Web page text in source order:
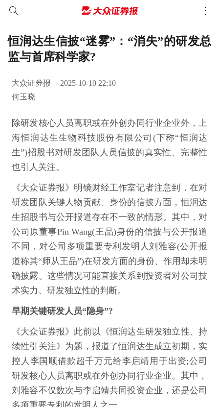
恒润达生信披“迷雾”：“消失”的研发总
监与首席科学家?
大众证券报
2025-10-10 22:10
何玉晓
除研发核心人员离职或在外创办同行业企业外，上
海恒润达生生物科技股份有限公司(下称“恒润达
生”)招股书对研发团队人员信披的真实性、完整性
也引人关注。
《大众证券报》明镜财经工作室记者注意到，在对
研发团队关键人物贡献、身份的信披方面，恒润达
生招股书与公开报道存在不一致的情形。其中，对
公司原董事Pin Wang(王品)身份的信披与公开报道
不同，对公司多项重要专利发明人刘雅容(公开报
道称其“师从王品”)在研发方面的身份、作用却未明
确披露。这些情况可能直接关系到投资者对公司技
术实力、研发独立性的判断。
早期关键研发人员“隐身”?
《大众证券报》此前以《恒润达生研发独立性、持
续性引关注》为题，报道了恒润达生成立初期，实
控人李国顺借款超千万元给李启靖用于出资;公司
研发核心人员离职或在外创办同行业企业。其中，
刘雅容不仅数次与李启靖共同投资企业，还是公司
多项重要专利的发明人之一。